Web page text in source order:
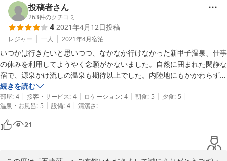
意しておりましたが足元が滑りやすい為、ゴム草履をご用意するこ
とにいたしました。貴重なご意見をありがとうございます。
またのお帰りをお待ち申し上げております。
2021-06-04
投稿者さん
263件のクチコミ
4 2021年4月12日投稿
レジャー 一人 2021年4月宿泊
いつかは行きたいと思いつつ、なかなか行けなかった新甲子温泉、仕事
の休みを利用してようやく念願がかないました。自然に囲まれた閑静な
宿で、源泉かけ流しの温泉も期待以上でした。内陸地にもかかわらず、
海の幸も食事のメニューに入っていて、頑張っていることがうかがえま
す。このような温泉宿に、これからも頑張ってくださいとエールを送り
たくなります。
続きを読む
部屋: 4 | 接客・サービス: 4 | ロケーション: 4 | 朝食: 5 | 夕食: 5 |
温泉・お風呂: 5 | 設備: 4 | 清潔さ: -
21